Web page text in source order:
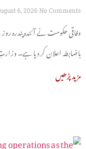
6, 2026 No Comments
وفاقی حکومت نے آئندہ پندرہ روز
باضابطہ اعلان کر دیا ہے۔
مزید پڑھیں